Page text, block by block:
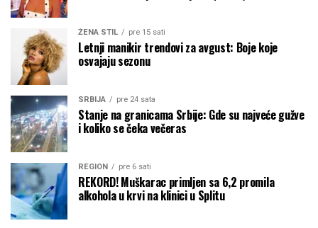
ŽENA STIL pre 15 sati
Letnji manikir trendovi za avgust: Boje koje
osvajaju sezonu
SRBIJA pre 24 sata
Stanje na granicama Srbije: Gde su najveće gužve
i koliko se čeka večeras
REGION pre 6 sati
REKORD! Muškarac primljen sa 6,2 promila
alkohola u krvi na klinici u Splitu